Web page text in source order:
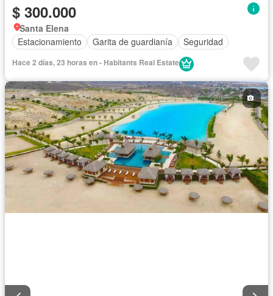
$ 300.000
Santa Elena
Estacionamiento
Garita de guardianía Seguridad
Hace 2 días, 23 horas en - Habitants Real Estate